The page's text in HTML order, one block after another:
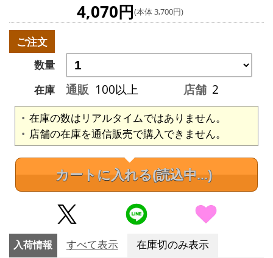
4,070円(本体 3,700円)
ご注文
数量
在庫
通販 100以上 店舗 2
在庫の数はリアルタイムではありません。
店舗の在庫を通信販売で購入できません。
カートに入れる(読込中...)
入荷情報 すべて表示 在庫切のみ表示